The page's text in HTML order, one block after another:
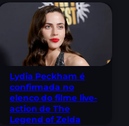
Lydia Peckham é
confirmada no
elenco do filme live-
action de The
Legend of Zelda